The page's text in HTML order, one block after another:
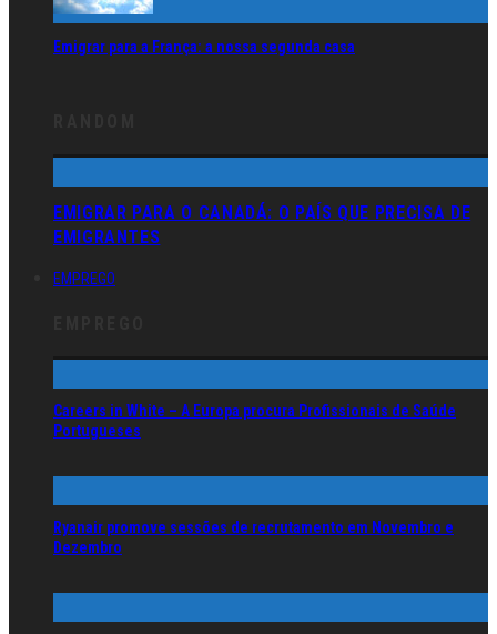
Emigrar para a França: a nossa segunda casa
EMIGRAR PARA O CANADÁ: O PAÍS QUE PRECISA DE
EMIGRANTES
EMPREGO
Careers in White – A Europa procura Profissionais de Saúde
Portugueses
Ryanair promove sessões de recrutamento em Novembro e
Dezembro